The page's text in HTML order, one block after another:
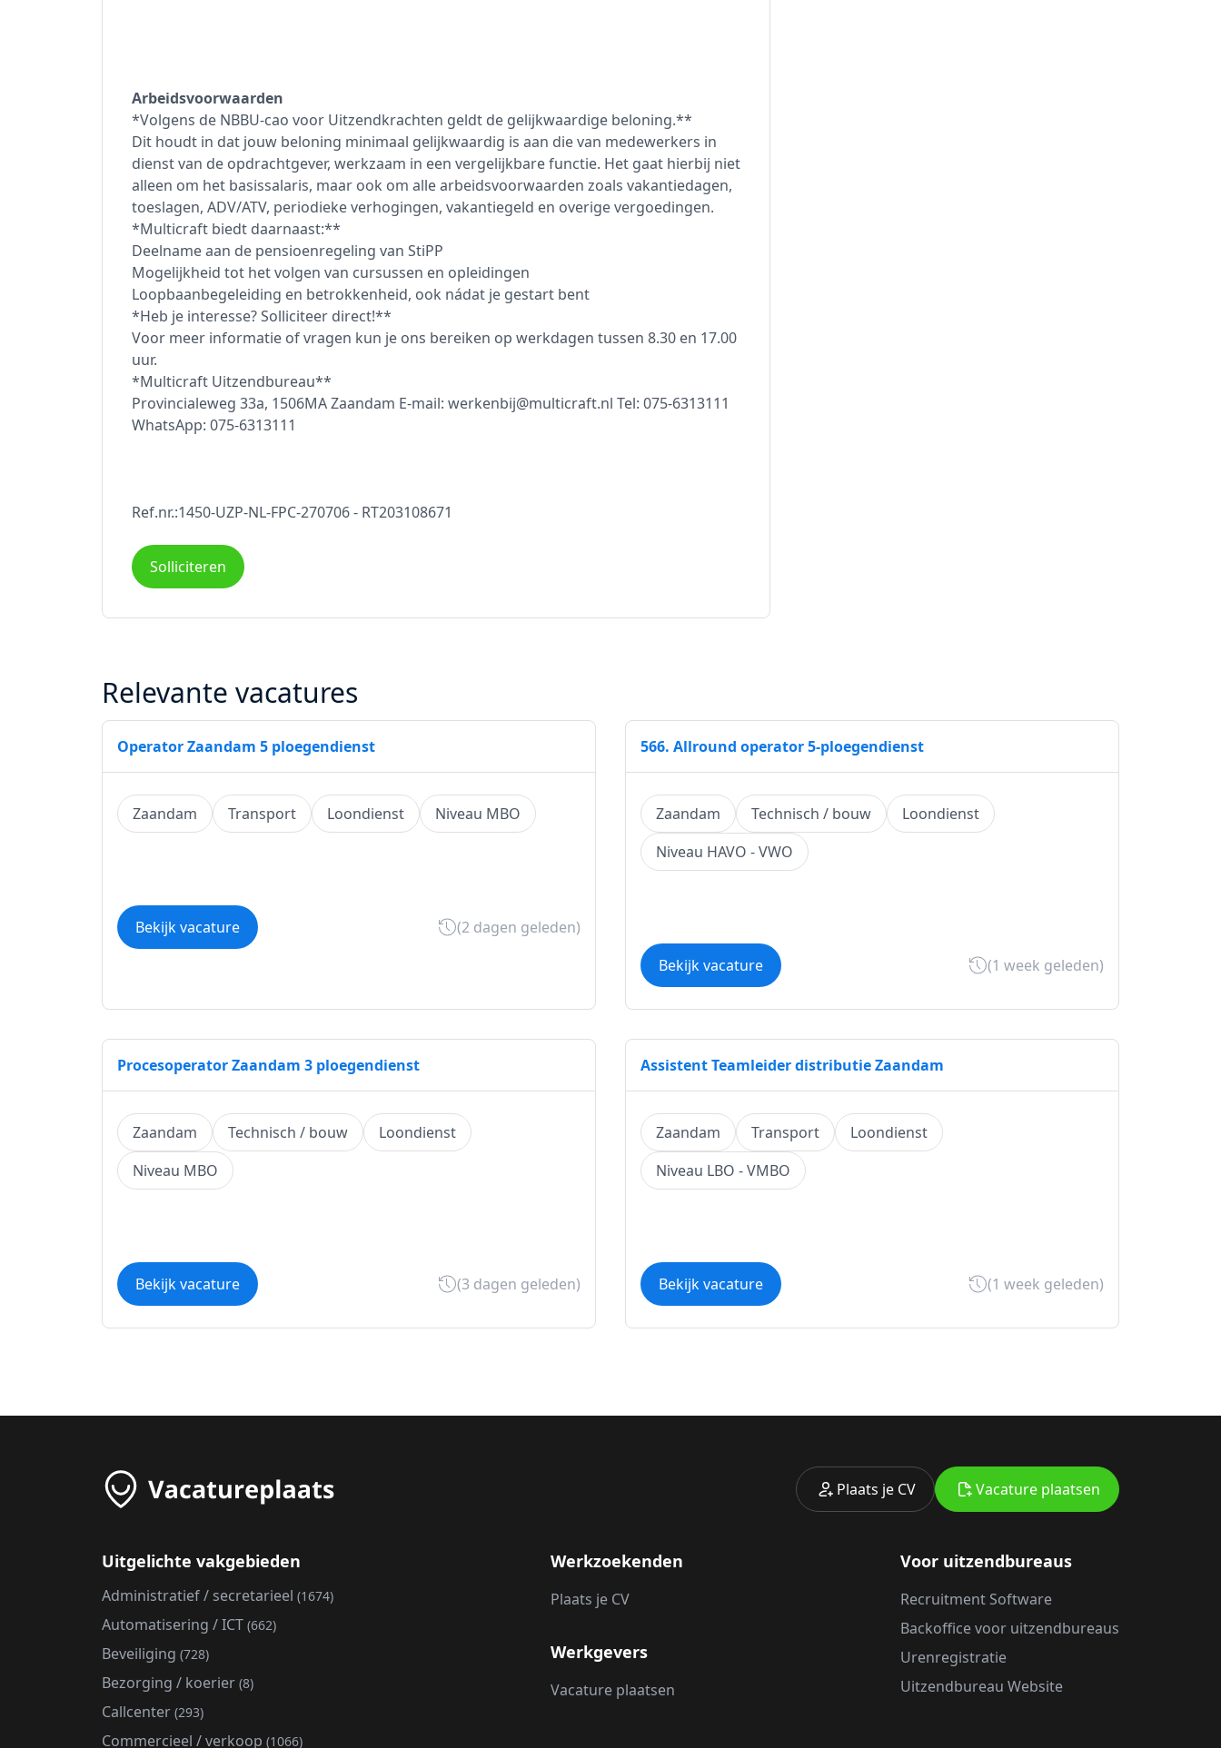
Arbeidsvoorwaarden
*Volgens de NBBU-cao voor Uitzendkrachten geldt de gelijkwaardige beloning.**
Dit houdt in dat jouw beloning minimaal gelijkwaardig is aan die van medewerkers in
dienst van de opdrachtgever, werkzaam in een vergelijkbare functie. Het gaat hierbij niet
alleen om het basissalaris, maar ook om alle arbeidsvoorwaarden zoals vakantiedagen,
toeslagen, ADV/ATV, periodieke verhogingen, vakantiegeld en overige vergoedingen.
*Multicraft biedt daarnaast:**
Deelname aan de pensioenregeling van StiPP
Mogelijkheid tot het volgen van cursussen en opleidingen
Loopbaanbegeleiding en betrokkenheid, ook nádat je gestart bent
*Heb je interesse? Solliciteer direct!**
Voor meer informatie of vragen kun je ons bereiken op werkdagen tussen 8.30 en 17.00
uur.
*Multicraft Uitzendbureau**
Provincialeweg 33a, 1506MA Zaandam E-mail: werkenbij@multicraft.nl Tel: 075-6313111
WhatsApp: 075-6313111
Ref.nr.:1450-UZP-NL-FPC-270706 - RT203108671
Solliciteren
Relevante vacatures
Operator Zaandam 5 ploegendienst
Zaandam Transport Loondienst Niveau MBO
Bekijk vacature (2 dagen geleden)
566. Allround operator 5-ploegendienst
Zaandam Technisch / bouw
Loondienst
Niveau HAVO - VWO
Bekijk vacature (1 week geleden)
Procesoperator Zaandam 3 ploegendienst
Zaandam Technisch / bouw
Loondienst
Niveau MBO
Bekijk vacature (3 dagen geleden)
Assistent Teamleider distributie Zaandam
Zaandam Transport
Loondienst
Niveau LBO - VMBO
Bekijk vacature (1 week geleden)
Plaats je CV Vacature plaatsen
Uitgelichte vakgebieden
Administratief / secretarieel (1674)
Automatisering / ICT (662)
Beveiliging (728)
Bezorging / koerier (8)
Callcenter (293)
Commercieel / verkoop (1066)
Werkzoekenden
Plaats je CV
Werkgevers
Vacature plaatsen
Voor uitzendbureaus
Recruitment Software
Backoffice voor uitzendbureaus
Urenregistratie
Uitzendbureau Website